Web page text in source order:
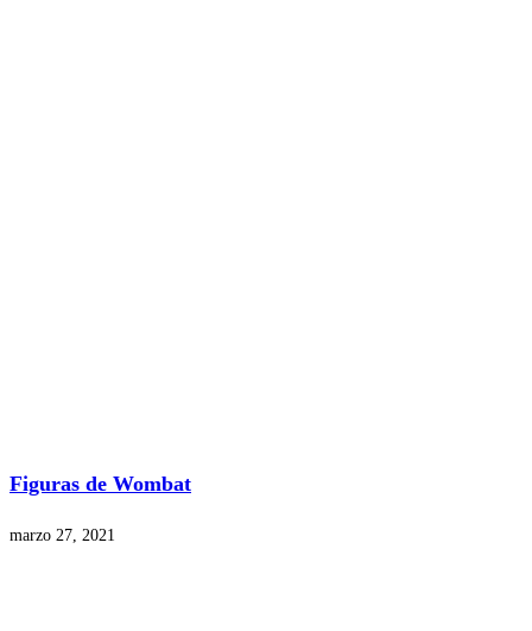
Figuras de Wombat
marzo 27, 2021